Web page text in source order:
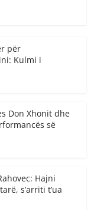
për
Kulmi i
Don Xhonit dhe
së
Hajni
s’arriti t’ua